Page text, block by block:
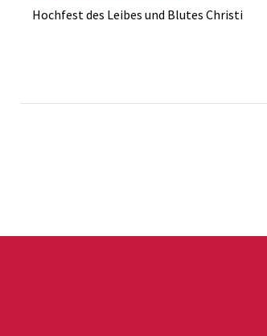
Hochfest des Leibes und Blutes Christi